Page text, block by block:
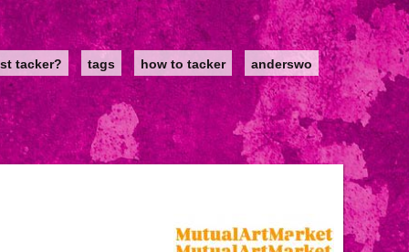
tacker? tags how to tacker anderswo